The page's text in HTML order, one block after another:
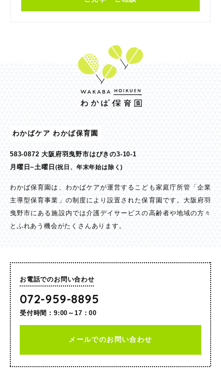
わかばケア わかば保育園
583-0872 大阪府羽曳野市はびきの3-10-1
月曜日~土曜日(祝日、年末年始は除く)
わかば保育園は、わかばケアが運営するこども家庭庁所管「企業
主導型保育事業」の制度により設置された保育園です。大阪府羽
曳野市にある施設内では介護デイサービスの高齢者や地域の方々
とふれあう機会がたくさんあります。
お電話でのお問い合わせ
072-959-8895
受付時間：9:00～17：00
メールでのお問い合わせ